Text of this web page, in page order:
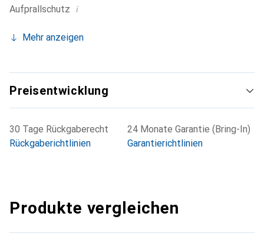
Aufprallschutz i
Mehr anzeigen
Preisentwicklung
30 Tage Rückgaberecht
Rückgaberichtlinien
24 Monate Garantie (Bring-In)
Garantierichtlinien
Produkte vergleichen